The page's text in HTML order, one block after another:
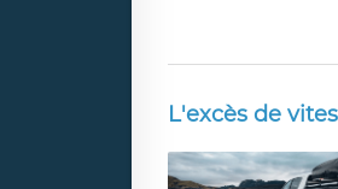
L'excès de